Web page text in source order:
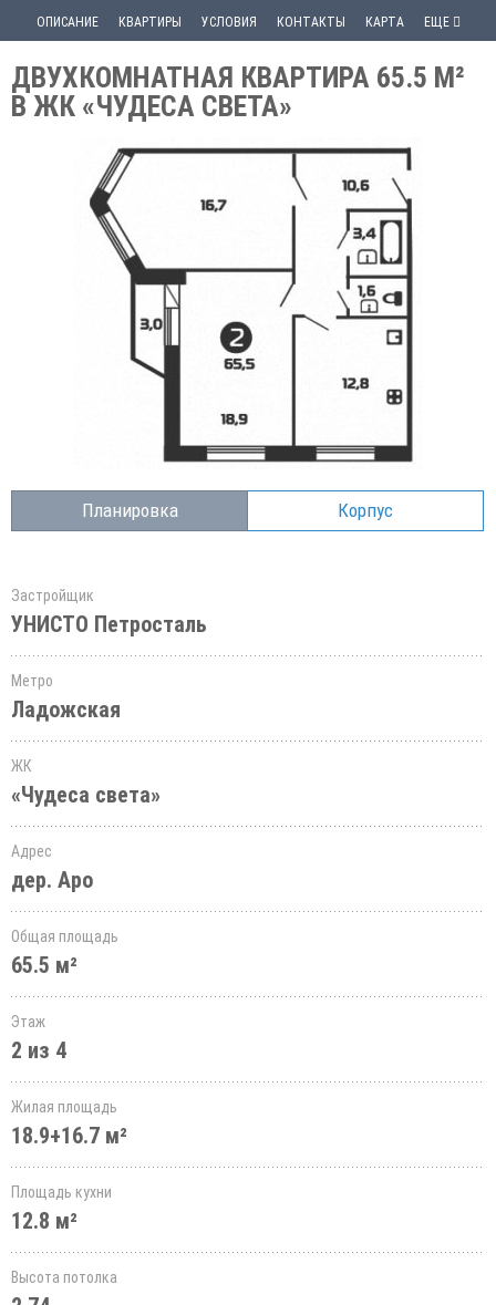
ОПИСАНИЕ КВАРТИРЫ УСЛОВИЯ КОНТАКТЫ КАРТА ЕЩЕ
ДВУХКОМНАТНАЯ КВАРТИРА 65.5 М²
В ЖК «ЧУДЕСА СВЕТА»
Планировка Корпус
Застройщик
УНИСТО Петросталь
Метро
Ладожская
ЖК
«Чудеса света»
Адрес
дер. Аро
Общая площадь
65.5 м²
Этаж
2 из 4
Жилая площадь
18.9+16.7 м²
Площадь кухни
12.8 м²
Высота потолка